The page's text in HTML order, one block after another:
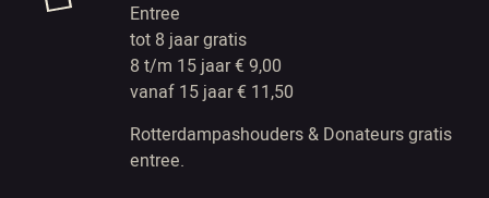
Entree
tot 8 jaar gratis
8 t/m 15 jaar € 9,00
vanaf 15 jaar € 11,50
Rotterdampashouders & Donateurs gratis
entree.